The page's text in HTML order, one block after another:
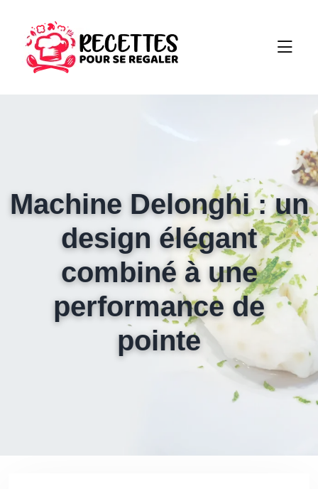
Machine Delonghi : un
design élégant
combiné à une
performance de
pointe